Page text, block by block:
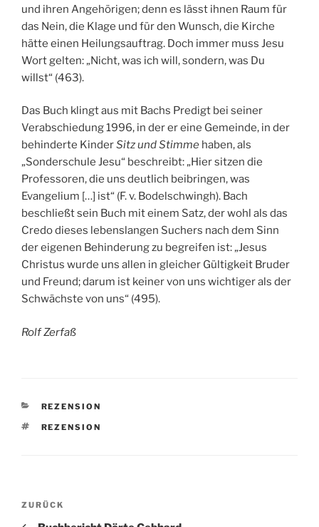
und ihren Angehörigen; denn es lässt ihnen Raum für
das Nein, die Klage und für den Wunsch, die Kirche
hätte einen Heilungsauftrag. Doch immer muss Jesu
Wort gelten: „Nicht, was ich will, sondern, was Du
willst“ (463).
Das Buch klingt aus mit Bachs Predigt bei seiner
Verabschiedung 1996, in der er eine Gemeinde, in der
behinderte KinderSitz und Stimme haben, als
„Sonderschule Jesu“ beschreibt: „Hier sitzen die
Professoren, die uns deutlich beibringen, was
Evangelium […] ist“ (F. v. Bodelschwingh). Bach
beschließt sein Buch mit einem Satz, der wohl als das
Credo dieses lebenslangen Suchers nach dem Sinn
der eigenen Behinderung zu begreifen ist: „Jesus
Christus wurde uns allen in gleicher Gültigkeit Bruder
und Freund; darum ist keiner von uns wichtiger als der
Schwächste von uns“ (495).
Rolf Zerfaß
KATEGORIEN
REZENSION
SCHLAGWÖRTER
REZENSION
Beitragsnavigation
Vorheriger
Beitrag
ZURÜCK